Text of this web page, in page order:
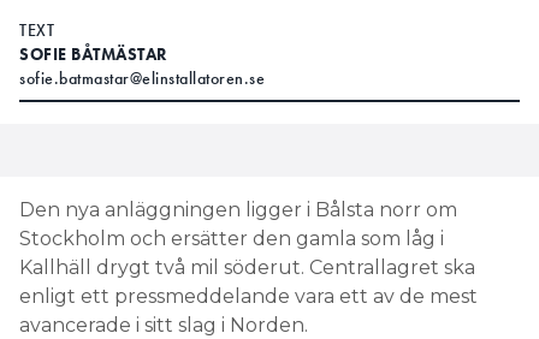
TEXT
SOFIE BÅTMÄSTAR
sofie.batmastar@elinstallatoren.se
Den nya anläggningen ligger i Bålsta norr om
Stockholm och ersätter den gamla som låg i
Kallhäll drygt två mil söderut. Centrallagret ska
enligt ett pressmeddelande vara ett av de mest
avancerade i sitt slag i Norden.